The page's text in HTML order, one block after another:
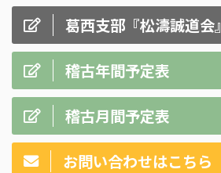
葛西支部『松濤誠道会』
稽古年間予定表
稽古月間予定表
お問い合わせはこちら